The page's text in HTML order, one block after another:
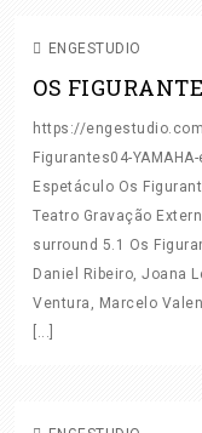
GALERIA DE IMAGENS
EQUIPAMENTOS
ENVIO DE ARQUIVOS
DEPOIMENTOS E
ENGESTUDIO
OS
https://
Figurantes04-
Espetáculo Os
Teatro Gravação
surround 5.1 Os
Daniel Ribeiro, Joana
Ventura, Marcelo
[...]